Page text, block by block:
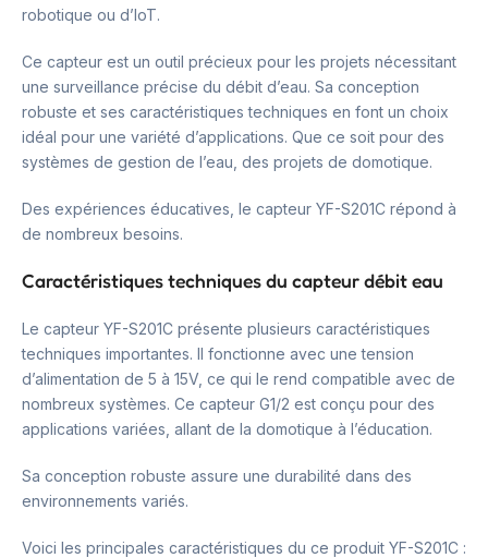
robotique ou d’IoT.
Ce capteur est un outil précieux pour les projets nécessitant
une surveillance précise du débit d’eau. Sa conception
robuste et ses caractéristiques techniques en font un choix
idéal pour une variété d’applications. Que ce soit pour des
systèmes de gestion de l’eau, des projets de domotique.
Des expériences éducatives, le capteur YF-S201C répond à
de nombreux besoins.
Caractéristiques techniques du capteur débit eau
Le capteur YF-S201C présente plusieurs caractéristiques
techniques importantes. Il fonctionne avec une tension
d’alimentation de 5 à 15V, ce qui le rend compatible avec de
nombreux systèmes. Ce capteur G1/2 est conçu pour des
applications variées, allant de la domotique à l’éducation.
Sa conception robuste assure une durabilité dans des
environnements variés.
Voici les principales caractéristiques du ce produit YF-S201C :